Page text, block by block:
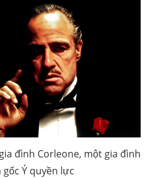
đình Corleone, một gia đình
gốc Ý quyền lực